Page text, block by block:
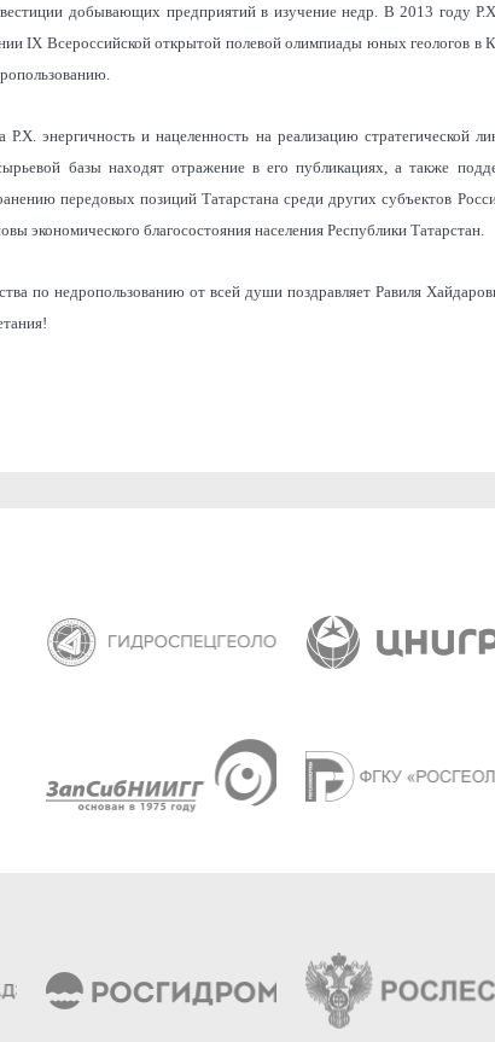
добывающих предприятий в изучение недр. В 2013 году
IX Всероссийской открытой полевой олимпиады юных геологов в
энергичность и нацеленность на реализацию стратегической
базы находят отражение в его публикациях, а также
передовых позиций Татарстана среди других субъектов
экономического благосостояния населения Республики Татарстан.
по недропользованию от всей души поздравляет Равиля